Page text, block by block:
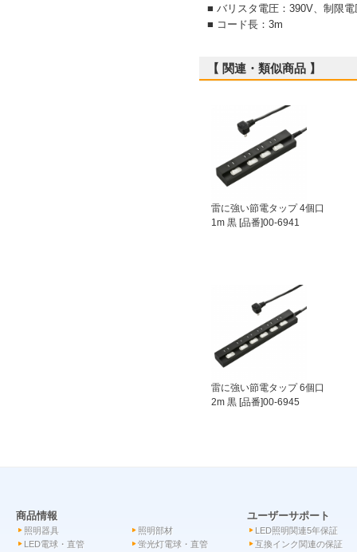
■ バリスタ電圧：390V、制限
■ コード長：3m
【 関連・類似商品 】
雷に強い節電タップ 4個口
1m 黒 [品番]00-6941
雷に強い節電タップ 6個口
2m 黒 [品番]00-6945
商品情報
照明器具
照明部材
LED電球・直管
蛍光灯電球・直管
ユーザーサポート
LED照明関連5年保証
互換インク関連の保証